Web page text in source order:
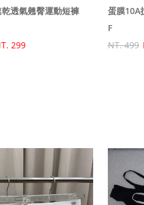
透氣翹臀運動短褲
299
蛋膜10A
F
NT. 499